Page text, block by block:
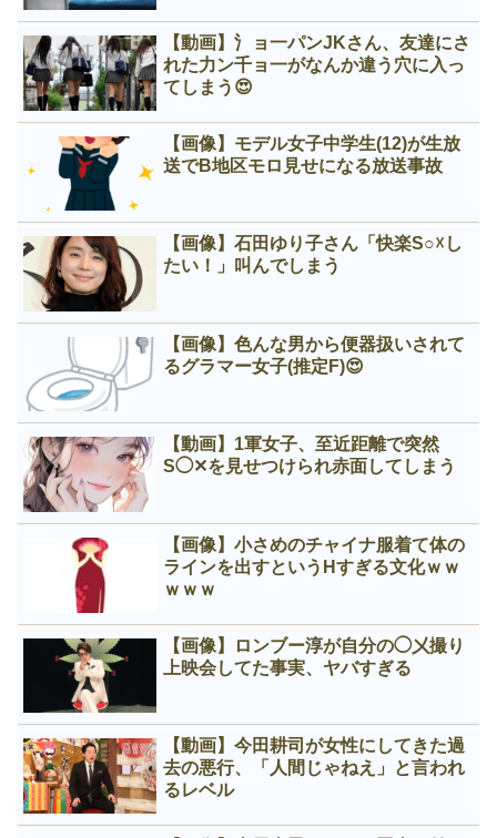
【動画】氵ョ一パンJKさん、友達にさ
れた力ン千ョ一がなんか違う穴に入っ
てしまう😍
【画像】モデル女子中学生(12)が生放
送でB地区モロ見せになる放送事故
【画像】石田ゆり子さん「快楽S○☓し
たい！」叫んでしまう
【画像】色んな男から便器扱いされて
るグラマー女子(推定F)😍
【動画】1軍女子、至近距離で突然
S◯✕を見せつけられ赤面してしまう
【画像】小さめのチャイナ服着て体の
ラインを出すというНすぎる文化ｗｗ
ｗｗｗ
【画像】ロンブー淳が自分の◯㐅撮り
上映会してた事実、ヤバすぎる
【動画】今田耕司が女性にしてきた過
去の悪行、「人間じゃねえ」と言われ
るレベル